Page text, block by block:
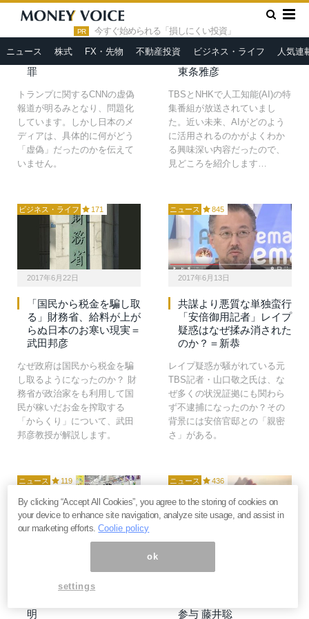
PR 今すぐ始められる「損しにくい投資」
ニュース 株式 FX・先物 不動産投資 ビジネス・ライフ 人気連
HOME » NHK
日本メディアが報じない
「米CNNの捏造体質」
元祖フェイクニュースの
罪
トランプに関するCNNの虚偽
報道が明るみとなり、問題化
しています。しかし日本のメ
ディアは、具体的に何がどう
「虚偽」だったのかを伝えて
いません。
人工知能(AI)革命前夜。
私たちが間もなく目にす
る「天国と地獄」とは＝
東条雅彦
TBSとNHKで人工知能(AI)の特
集番組が放送されていまし
た。近い未来、AIがどのよう
に活用されるのかがよくわか
る興味深い内容だったので、
見どころを紹介します…
ビジネス・ライフ 171
2017年6月22日
「国民から税金を騙し取
る」財務省、給料が上が
らぬ日本のお寒い現実＝
武田邦彦
なぜ政府は国民から税金を騙
し取るようになったのか？ 財
務省が政治家をも利用して国
民が稼いだお金を搾取する
「からくり」について、武田
邦彦教授が解説します。
ニュース 845
2017年6月13日
共謀より悪質な単独蛮行
「安倍御用記者」レイプ
疑惑はなぜ揉み消された
のか？＝新恭
レイプ疑惑が騒がれている元
TBS記者・山口敬之氏は、な
ぜ多くの状況証拠にも関わら
ず不逮捕になったのか？その
背景には安倍官邸との「親密
さ」がある。
ニュース 119
ＮＨＫニュースが報じな
い「2016年 実質賃金増
明
ニュース 436
日本をダメにする、「保
参与 藤井聡
By clicking “Accept All Cookies”, you agree to the storing of cookies on
your device to enhance site navigation, analyze site usage, and assist in
our marketing efforts.Coolie policy
ok
settings